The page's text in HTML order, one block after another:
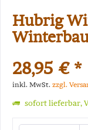
Hubrig
28,95 € *
inkl. MwSt. zzgl.
sofort lieferbar,